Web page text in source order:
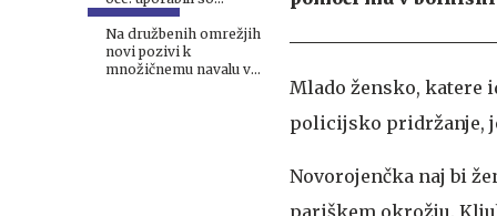
električni paralizator
#video
Na družbenih omrežjih
novi pozivi k
množičnemu navalu v
Mlado žensko, katere
policijsko pridržanje,
Novorojenčka naj bi
pariškem okrožju.